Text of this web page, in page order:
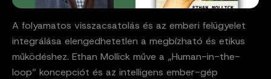
A folyamatos visszacsatolás és az emberi felügyelet
integrálása elengedhetetlen a megbízható és etikus
működéshez. Ethan Mollick műve a „Human-in-the-
loop” koncepciót és az intelligens ember-gép